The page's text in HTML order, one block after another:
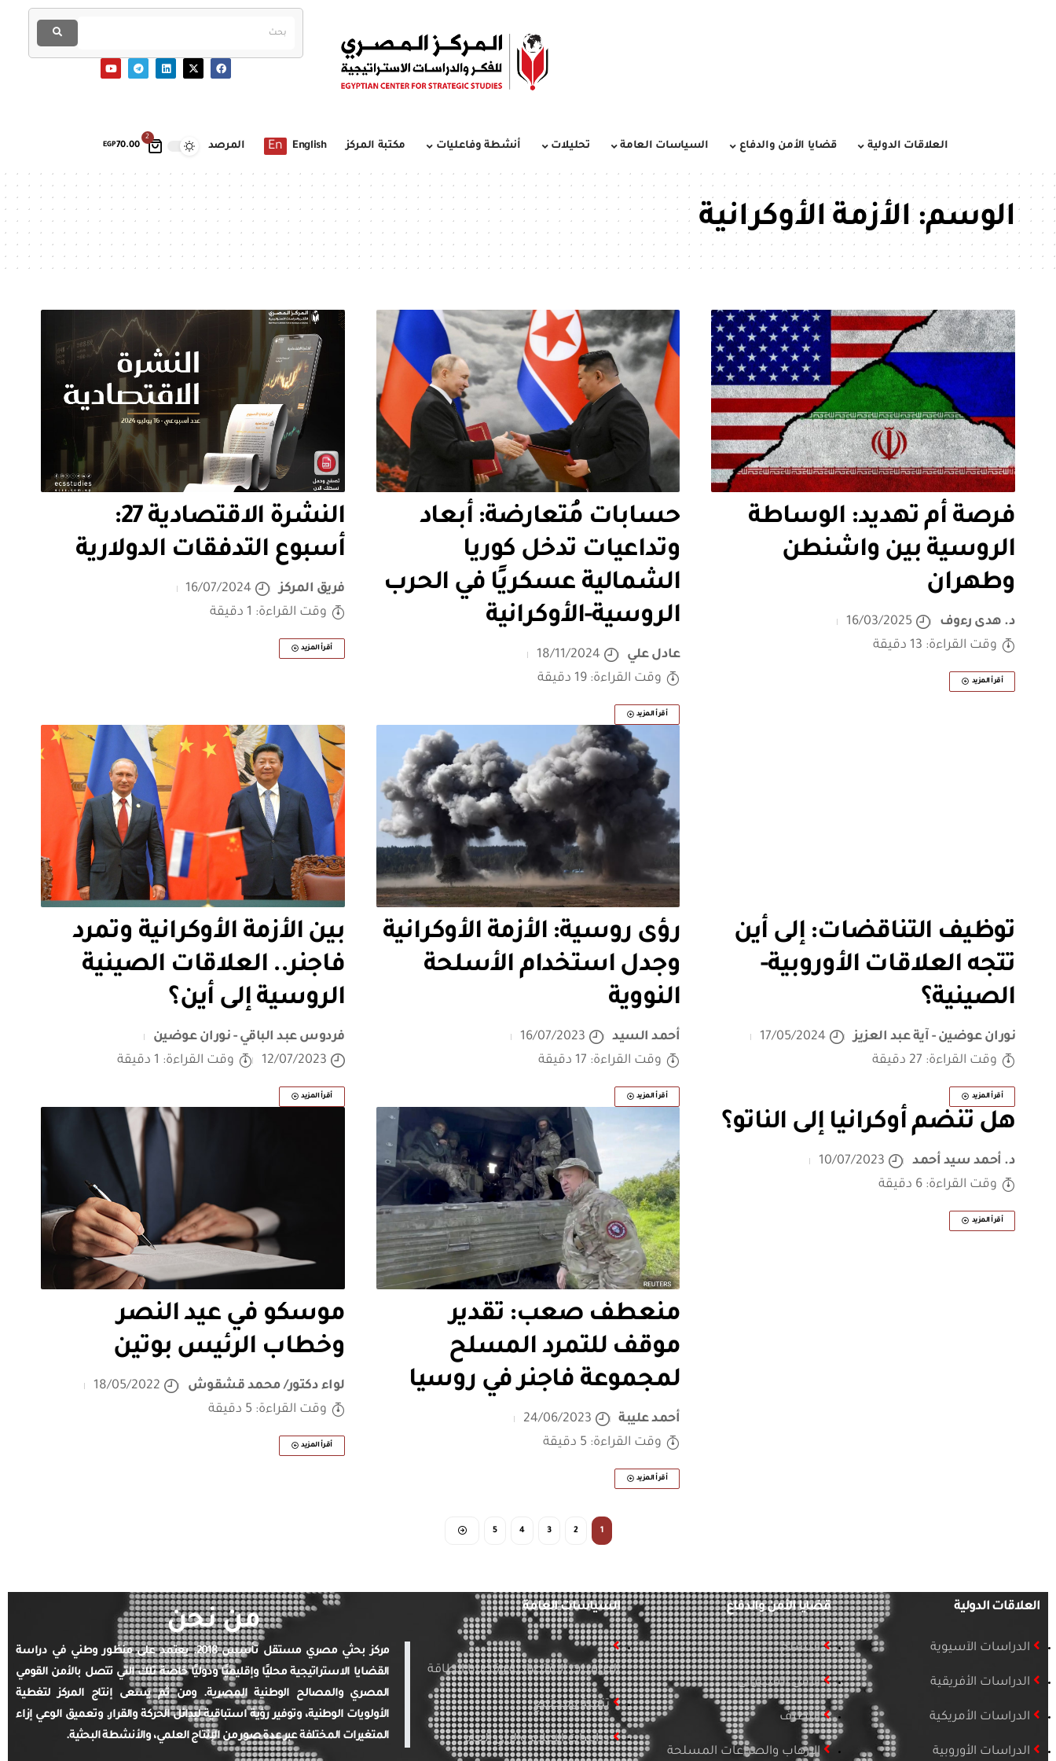
2
EGP70.00 العلاقات الدولية قضايا الأمن والدفاع السياسات العامة تحليلات أنشطة وفاعليات مكتبة المركز English
En المرصد
الوسم:الأزمة الأوكرانية
فرصة أم تهديد: الوساطة
الروسية بين واشنطن
وطهران
د. هدى رءوف
16/03/2025
وقت القراءة: 13 دقيقة
أقرأ المزيد
حسابات مُتعارضة: أبعاد
وتداعيات تدخل كوريا
الشمالية عسكريًا في الحرب
الروسية-الأوكرانية
عادل علي
18/11/2024
وقت القراءة: 19 دقيقة
أقرأ المزيد
النشرة الاقتصادية 27:
أسبوع التدفقات الدولارية
فريق المركز
16/07/2024
وقت القراءة: 1 دقيقة
أقرأ المزيد
توظيف التناقضات: إلى أين
تتجه العلاقات الأوروبية-
الصينية؟
نوران عوضين - آية عبد العزيز
17/05/2024
وقت القراءة: 27 دقيقة
أقرأ المزيد
رؤى روسية: الأزمة الأوكرانية
وجدل استخدام الأسلحة
النووية
أحمد السيد
16/07/2023
وقت القراءة: 17 دقيقة
أقرأ المزيد
بين الأزمة الأوكرانية وتمرد
فاجنر.. العلاقات الصينية
الروسية إلى أين؟
فردوس عبد الباقي - نوران عوضين
12/07/2023
وقت القراءة: 1 دقيقة
أقرأ المزيد
هل تنضم أوكرانيا إلى الناتو؟
د. أحمد سيد أحمد
10/07/2023
وقت القراءة: 6 دقيقة
أقرأ المزيد
منعطف صعب: تقدير
موقف للتمرد المسلح
لمجموعة فاجنر في روسيا
أحمد عليبة
24/06/2023
وقت القراءة: 5 دقيقة
أقرأ المزيد
موسكو في عيد النصر
وخطاب الرئيس بوتين
لواء دكتور/ محمد قشقوش
18/05/2022
وقت القراءة: 5 دقيقة
أقرأ المزيد
1
2
3
4
5
العلاقات الدولية
الدراسات الآسيوية
الدراسات الأفريقية
الدراسات الأمريكية
الدراسات الأوروبية
قضايا الأمن والدفاع
التسلح
الأمن السيبراني
التطرف
الإرهاب والصراعات المسلحة
السياسات العامة
الدراسات الاقتصادية وقضايا الطاقة
تنمية ومجتمع
دراسات الإعلام والرأي العام
من نحن
مركز بحثي مصري مستقل تأسس 2018. يعتمد على منظور وطني في دراسة
القضايا الاستراتيجية محليًا وإقليميًا ودوليًا خاصة تلك التي تتصل بالأمن القومي
المصري والمصالح الوطنية المصرية. ومن ثم يسعى إنتاج المركز لتغطية
الأولويات الوطنية، وتوفير رؤية استباقية لبدائل الحركة والقرار. وتعميق الوعي إزاء
المتغيرات المختلفة عبر عدة صور من الإنتاج العلمي، والأنشطة البحثية.